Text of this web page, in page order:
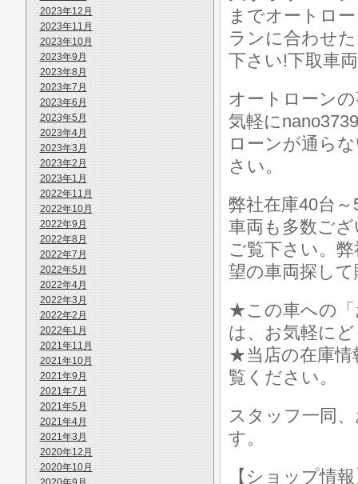
2023年12月
2023年11月
2023年10月
2023年9月
2023年8月
2023年7月
2023年6月
2023年5月
2023年4月
2023年3月
2023年2月
2023年1月
2022年11月
2022年10月
2022年9月
2022年8月
2022年7月
2022年5月
2022年4月
2022年3月
2022年2月
2022年1月
2021年11月
2021年10月
2021年9月
2021年7月
2021年5月
2021年4月
2021年3月
2020年12月
2020年10月
までオートロ
ランに合わせ
下さい!下取車
オートローン
気軽に
ローンが通ら
さい。
弊社在庫40台
車両も多数ご
ご覧下さい。
望の車両探し
★この車への「
は、お気軽に
★当店の在庫情
覧ください。
スタッフ一同
す。
【ショップ情